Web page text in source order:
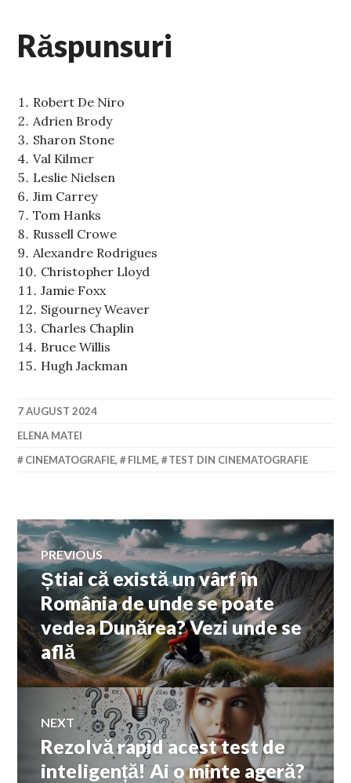
Răspunsuri
Robert De Niro
Adrien Brody
Sharon Stone
Val Kilmer
Leslie Nielsen
Jim Carrey
Tom Hanks
Russell Crowe
Alexandre Rodrigues
Christopher Lloyd
Jamie Foxx
Sigourney Weaver
Charles Chaplin
Bruce Willis
Hugh Jackman
7 AUGUST 2024
ELENA MATEI
CINEMATOGRAFIE, FILME, TEST DIN CINEMATOGRAFIE
Navigare
în
articole
PREVIOUS
Previous
post:
Știai că există un vârf în
România de unde se poate
vedea Dunărea? Vezi unde se
află
NEXT
Next
post:
Rezolvă rapid acest test de
inteligență! Ai o minte ageră?